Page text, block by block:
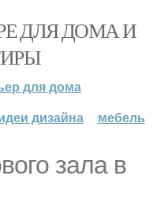
ДЛЯ ДОМА И
для дома
дизайна мебель
зала в